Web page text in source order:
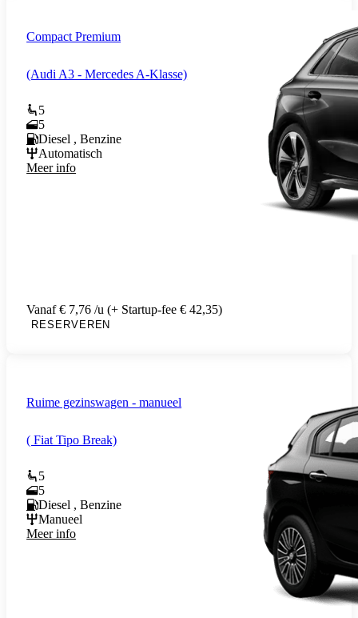
Compact Premium
(Audi A3 - Mercedes A-Klasse)
5
5
Diesel , Benzine
Automatisch
Meer info
Vanaf € 7,76 /u (+ Startup-fee € 42,35)
RESERVEREN
Ruime gezinswagen - manueel
( Fiat Tipo Break)
5
5
Diesel , Benzine
Manueel
Meer info